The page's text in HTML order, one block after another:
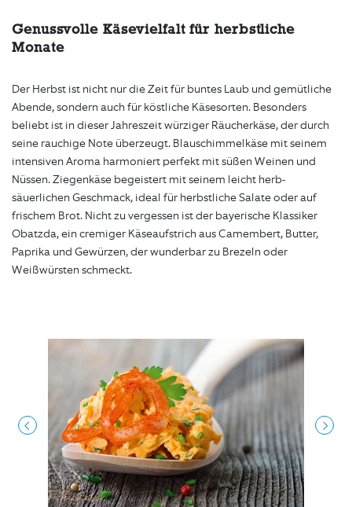
Genussvolle Käsevielfalt für herbstliche
Monate
Der Herbst ist nicht nur die Zeit für buntes Laub und gemütliche
Abende, sondern auch für köstliche Käsesorten. Besonders
beliebt ist in dieser Jahreszeit würziger Räucherkäse, der durch
seine rauchige Note überzeugt. Blauschimmelkäse mit seinem
intensiven Aroma harmoniert perfekt mit süßen Weinen und
Nüssen. Ziegenkäse begeistert mit seinem leicht herb-
säuerlichen Geschmack, ideal für herbstliche Salate oder auf
frischem Brot. Nicht zu vergessen ist der bayerische Klassiker
Obatzda, ein cremiger Käseaufstrich aus Camembert, Butter,
Paprika und Gewürzen, der wunderbar zu Brezeln oder
Weißwürsten schmeckt.